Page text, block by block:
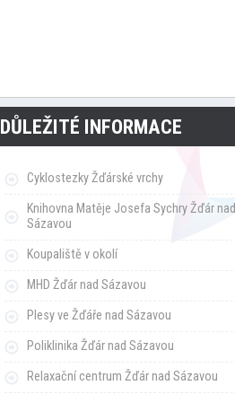
DŮLEŽITÉ INFORMACE
Cyklostezky Žďárské vrchy
Knihovna Matěje Josefa Sychry Žďár nad
Sázavou
Koupaliště v okolí
MHD Žďár nad Sázavou
Plesy ve Žďáře nad Sázavou
Poliklinika Žďár nad Sázavou
Relaxační centrum Žďár nad Sázavou